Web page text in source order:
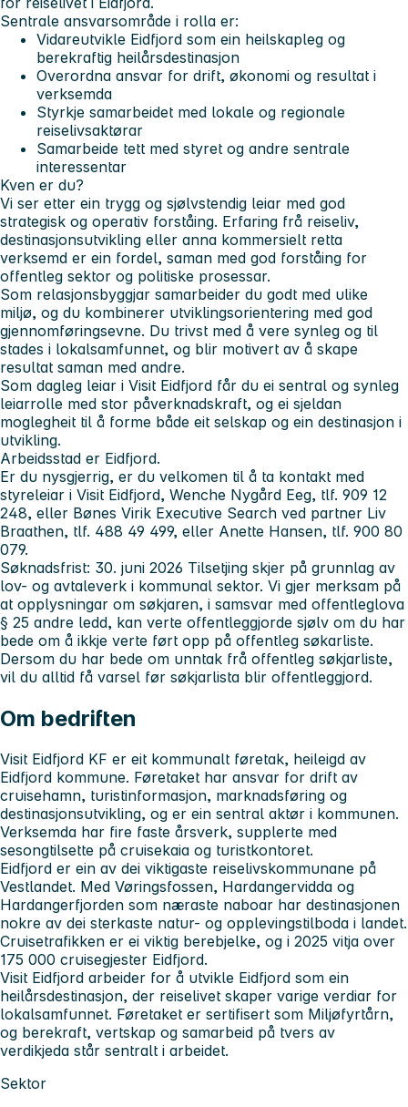
Sentrale ansvarsområde i rolla er:
Vidareutvikle Eidfjord som ein heilskapleg og
berekraftig heilårsdestinasjon
Overordna ansvar for drift, økonomi og resultat i
verksemda
Styrkje samarbeidet med lokale og regionale
reiselivsaktørar
Samarbeide tett med styret og andre sentrale
interessentar
Kven er du?
Vi ser etter ein trygg og sjølvstendig leiar med god
strategisk og operativ forståing. Erfaring frå reiseliv,
destinasjonsutvikling eller anna kommersielt retta
verksemd er ein fordel, saman med god forståing for
offentleg sektor og politiske prosessar.
Som relasjonsbyggjar samarbeider du godt med ulike
miljø, og du kombinerer utviklingsorientering med god
gjennomføringsevne. Du trivst med å vere synleg og til
stades i lokalsamfunnet, og blir motivert av å skape
resultat saman med andre.
Som dagleg leiar i Visit Eidfjord får du ei sentral og synleg
leiarrolle med stor påverknadskraft, og ei sjeldan
moglegheit til å forme både eit selskap og ein destinasjon i
utvikling.
Arbeidsstad er Eidfjord.
Er du nysgjerrig, er du velkomen til å ta kontakt med
styreleiar i Visit Eidfjord, Wenche Nygård Eeg, tlf. 909 12
248, eller Bønes Virik Executive Search ved partner Liv
Braathen, tlf. 488 49 499, eller Anette Hansen, tlf. 900 80
079.
Søknadsfrist: 30. juni 2026 Tilsetjing skjer på grunnlag av
lov- og avtaleverk i kommunal sektor. Vi gjer merksam på
at opplysningar om søkjaren, i samsvar med offentleglova
§ 25 andre ledd, kan verte offentleggjorde sjølv om du har
bede om å ikkje verte ført opp på offentleg søkarliste.
Dersom du har bede om unntak frå offentleg søkjarliste,
vil du alltid få varsel før søkjarlista blir offentleggjord.
Om bedriften
Visit Eidfjord KF er eit kommunalt føretak, heileigd av
Eidfjord kommune. Føretaket har ansvar for drift av
cruisehamn, turistinformasjon, marknadsføring og
destinasjonsutvikling, og er ein sentral aktør i kommunen.
Verksemda har fire faste årsverk, supplerte med
sesongtilsette på cruisekaia og turistkontoret.
Eidfjord er ein av dei viktigaste reiselivskommunane på
Vestlandet. Med Vøringsfossen, Hardangervidda og
Hardangerfjorden som næraste naboar har destinasjonen
nokre av dei sterkaste natur- og opplevingstilboda i landet.
Cruisetrafikken er ei viktig berebjelke, og i 2025 vitja over
175 000 cruisegjester Eidfjord.
Visit Eidfjord arbeider for å utvikle Eidfjord som ein
heilårsdestinasjon, der reiselivet skaper varige verdiar for
lokalsamfunnet. Føretaket er sertifisert som Miljøfyrtårn,
og berekraft, vertskap og samarbeid på tvers av
verdikjeda står sentralt i arbeidet.
Sektor